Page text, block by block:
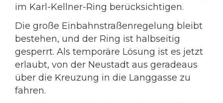
im Karl-Kellner-Ring berücksichtigen.
Die große Einbahnstraßenregelung bleibt
bestehen, und der Ring ist halbseitig
gesperrt. Als temporäre Lösung ist es jetzt
erlaubt, von der Neustadt aus geradeaus
über die Kreuzung in die Langgasse zu
fahren.